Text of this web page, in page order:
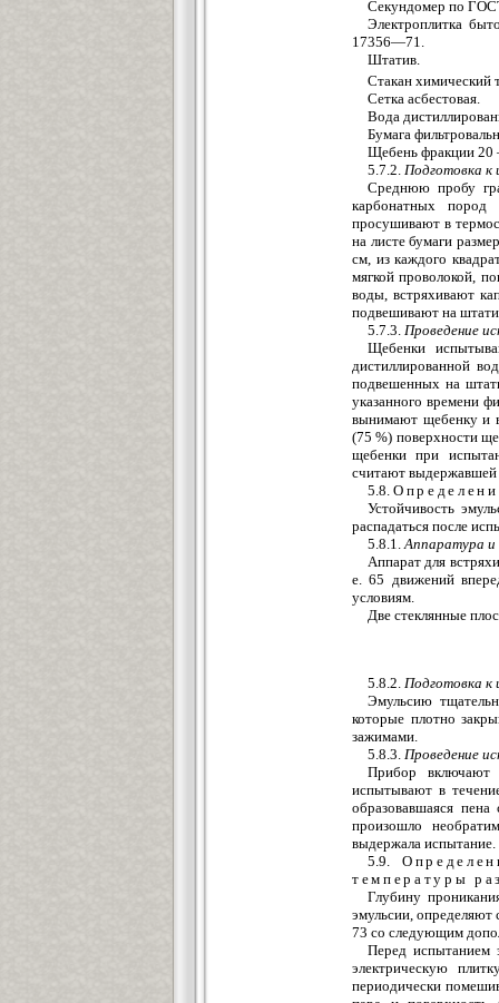
Секундомер по
Электроплитка
17356—71.
Штатив.
Стакан химический
Сетка асбестовая.
Вода
Бумага
Щебень фракции
5.7.2. Подготовка
Среднюю пробу
карбонатных
просушивают в
на листе бумаги
см, из каждого
мягкой проволокой,
воды, встряхивают
подвешивают на
5.7.3. Проведение
Щебенки
дистиллированной
подвешенных на
указанного времени
вынимают щебенку и
(75 %) поверхности
щебенки при
считают выдержавшей
5.8.
Устойчивость
распадаться после
5.8.1.Аппаратура
Аппарат для
е. 65 движений
условиям.
Две стеклянные
5.8.2. Подготовка
Эмульсию
которые плотно
зажимами.
5.8.3. Проведение
Прибор включают
испытывают в
образовавшаяся
произошло
выдержала испытание.
5.9.
температуры
Глубину
эмульсии,
73 со следующим
Перед испытанием
электрическую
периодически